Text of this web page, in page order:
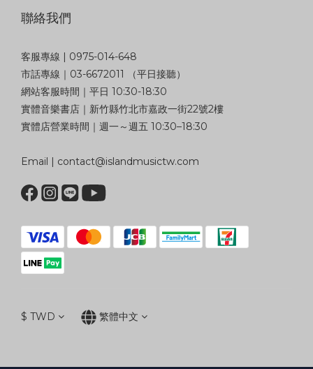
聯絡我們
客服專線 | 0975-014-648
市話專線｜03-6672011 （平日接聽）
網站客服時間｜平日 10:30-18:30
實體音樂書店｜新竹縣竹北市嘉政一街22號2樓
實體店營業時間｜週一～週五 10:30–18:30
Email | contact@islandmusictw.com
$ TWD 繁體中文